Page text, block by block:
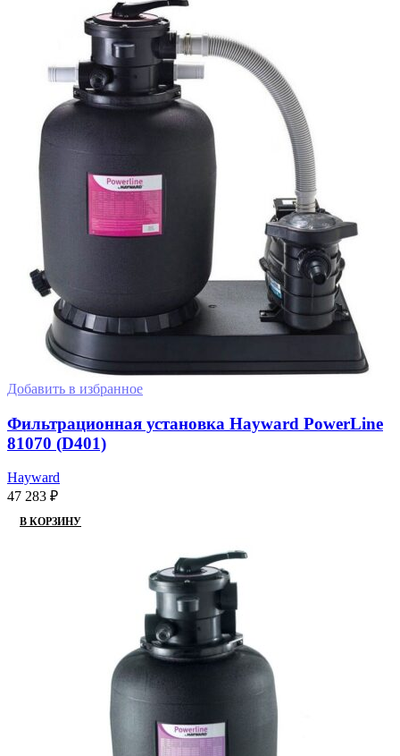
Добавить в избранное
Фильтрационная установка Hayward PowerLine
81070 (D401)
Hayward
47 283 ₽
В КОРЗИНУ